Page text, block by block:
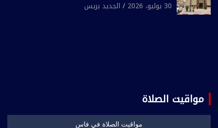
للشرطة بولاية أمن العيون
30 يوليو، 2026 الجديد بريس
مواقيت الصلاة